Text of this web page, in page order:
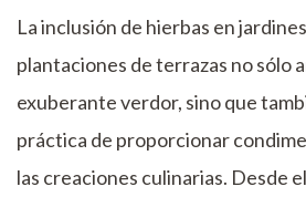
La inclusión de hierbas en
plantaciones de terrazas no sólo
exuberante verdor, sino que
práctica de proporcionar
las creaciones culinarias. Desde